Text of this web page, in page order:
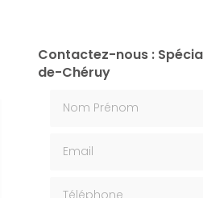
Contactez-nous :
de-Chéruy